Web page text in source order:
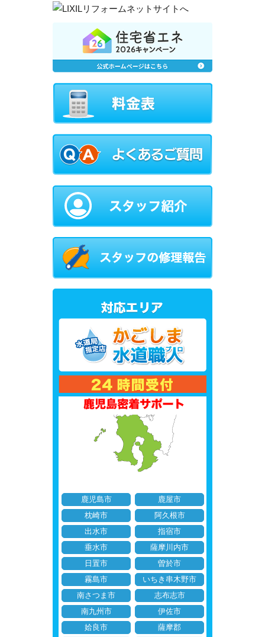
鹿児島市
鹿屋市
枕崎市
阿久根市
出水市
指宿市
垂水市
薩摩川内市
日置市
曽於市
霧島市
いちき串木野市
南さつま市
志布志市
南九州市
伊佐市
姶良市
薩摩郡